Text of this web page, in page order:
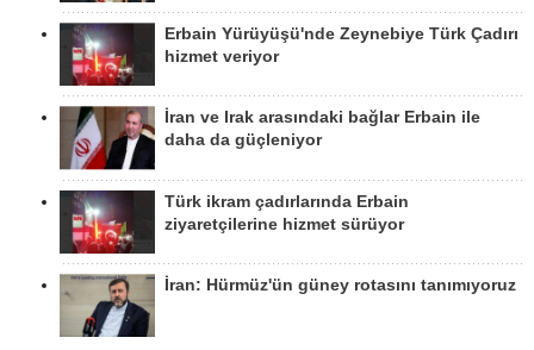
Erbain Yürüyüşü'nde Zeynebiye Türk Çadırı
hizmet veriyor
İran ve Irak arasındaki bağlar Erbain ile
daha da güçleniyor
Türk ikram çadırlarında Erbain
ziyaretçilerine hizmet sürüyor
İran: Hürmüz'ün güney rotasını tanımıyoruz